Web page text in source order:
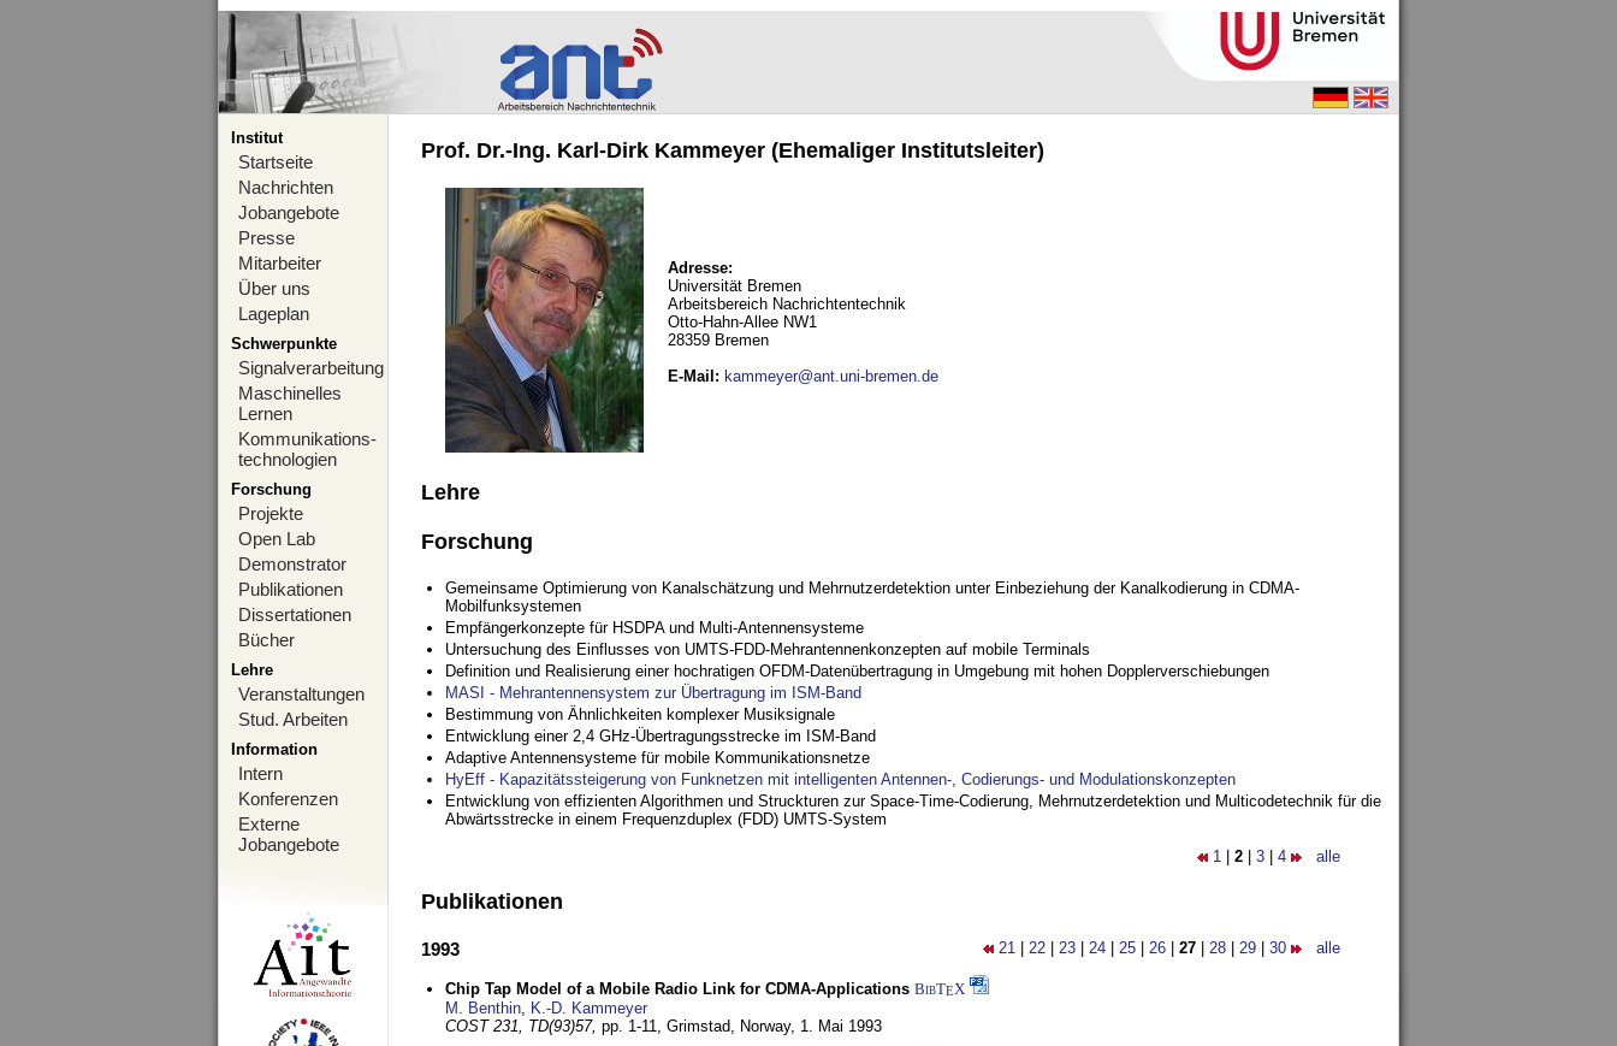
Institut
Startseite
Nachrichten
Jobangebote
Presse
Mitarbeiter
Über uns
Lageplan
Schwerpunkte
Signalverarbeitung
Maschinelles
Lernen
Kommunikations-
technologien
Forschung
Projekte
Open Lab
Demonstrator
Publikationen
Dissertationen
Bücher
Lehre
Veranstaltungen
Stud. Arbeiten
Information
Intern
Konferenzen
Externe
Jobangebote
Prof. Dr.-Ing. Karl-Dirk Kammeyer (Ehemaliger Institutsleiter)
Adresse:
Universität Bremen
Arbeitsbereich Nachrichtentechnik
Otto-Hahn-Allee NW1
28359 Bremen
E-Mail : kammeyer@ant.uni-bremen.de
Lehre
Forschung
Gemeinsame Optimierung von Kanalschätzung und Mehrnutzerdetektion unter Einbeziehung der Kanalkodierung in CDMA-
Mobilfunksystemen
Empfängerkonzepte für HSDPA und Multi-Antennensysteme
Untersuchung des Einflusses von UMTS-FDD-Mehrantennenkonzepten auf mobile Terminals
Definition und Realisierung einer hochratigen OFDM-Datenübertragung in Umgebung mit hohen Dopplerverschiebungen
MASI - Mehrantennensystem zur Übertragung im ISM-Band
Bestimmung von Ähnlichkeiten komplexer Musiksignale
Entwicklung einer 2,4 GHz-Übertragungsstrecke im ISM-Band
Adaptive Antennensysteme für mobile Kommunikationsnetze
HyEff - Kapazitätssteigerung von Funknetzen mit intelligenten Antennen-, Codierungs- und Modulationskonzepten
Entwicklung von effizienten Algorithmen und Struckturen zur Space-Time-Codierung, Mehrnutzerdetektion und Multicodetechnik für die
Abwärtsstrecke in einem Frequenzduplex (FDD) UMTS-System
1 2 3 4 alle
Publikationen
21 22 23 24 25 26 27 28 29 30 alle
1993
Chip Tap Model of a Mobile Radio Link for CDMA-Applications BibTEX
M. Benthin, K.-D. Kammeyer
COST 231, TD(93)57, pp. 1-11, Grimstad, Norway, 1. Mai 1993